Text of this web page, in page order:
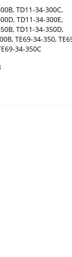
TD11-34-300C,
TD11-34-300E,
TD11-34-350D,
TE69-34-350,
34-350C